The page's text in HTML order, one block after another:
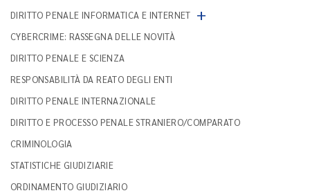
DIRITTO PENALE INFORMATICA E INTERNET +
CYBERCRIME: RASSEGNA DELLE NOVITÀ
DIRITTO PENALE E SCIENZA
RESPONSABILITÀ DA REATO DEGLI ENTI
DIRITTO PENALE INTERNAZIONALE
DIRITTO E PROCESSO PENALE STRANIERO/COMPARATO
CRIMINOLOGIA
STATISTICHE GIUDIZIARIE
ORDINAMENTO GIUDIZIARIO